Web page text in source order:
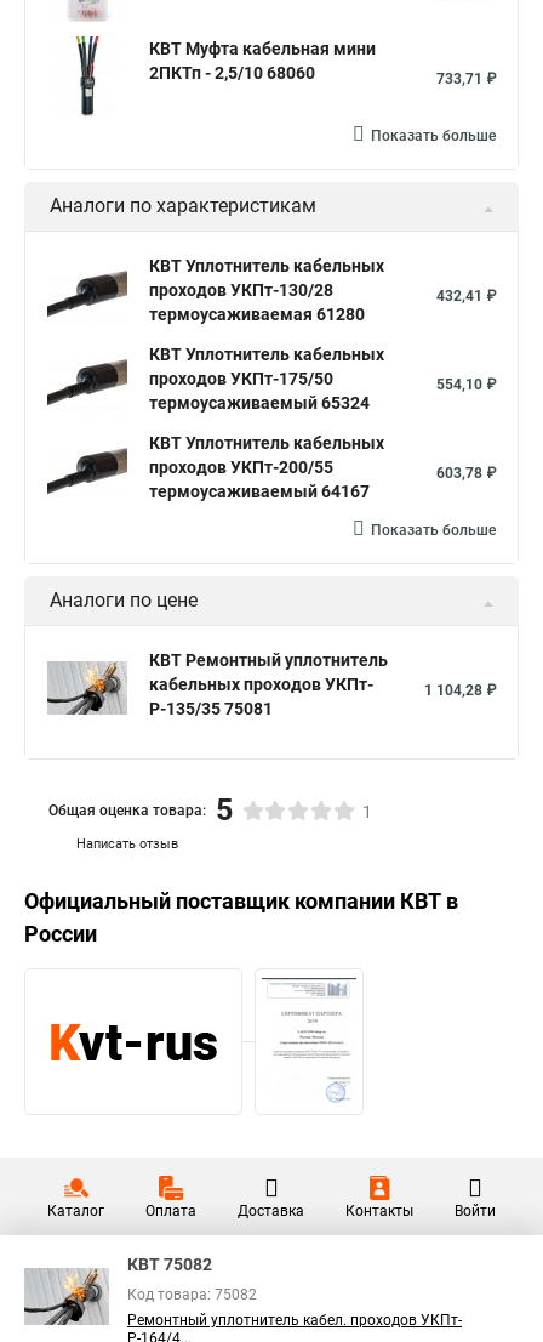
КВТ Муфта кабельная мини
2ПКТп - 2,5/10 68060
733,71 ₽
Показать больше
Аналоги по характеристикам
КВТ Уплотнитель кабельных
проходов УКПт-130/28
термоусаживаемая 61280
432,41 ₽
КВТ Уплотнитель кабельных
проходов УКПт-175/50
термоусаживаемый 65324
554,10 ₽
КВТ Уплотнитель кабельных
проходов УКПт-200/55
термоусаживаемый 64167
603,78 ₽
Показать больше
Аналоги по цене
КВТ Ремонтный уплотнитель
кабельных проходов УКПт-
Р-135/35 75081
1 104,28 ₽
Написать отзыв
Общая оценка товара: 5 1
Официальный поставщик компании КВТ в
России
Каталог Оплата Доставка Контакты Войти
КВТ 75082
Код товара: 75082
Ремонтный уплотнитель кабел. проходов УКПт-
Р-164/4...